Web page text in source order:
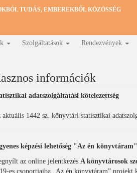
TUDÁS, EMBEREKBŐL KÖZÖSSÉG
Szolgáltatások Rendezvények
információk
adatszolgáltatási kötelezettség
aktuális 1442 sz. könyvtári statisztikai
képzési lehetőség "Az én
az online jelentkezés A könyvtárosok
es csoportjaiba „Az én könyvtáram” projekt